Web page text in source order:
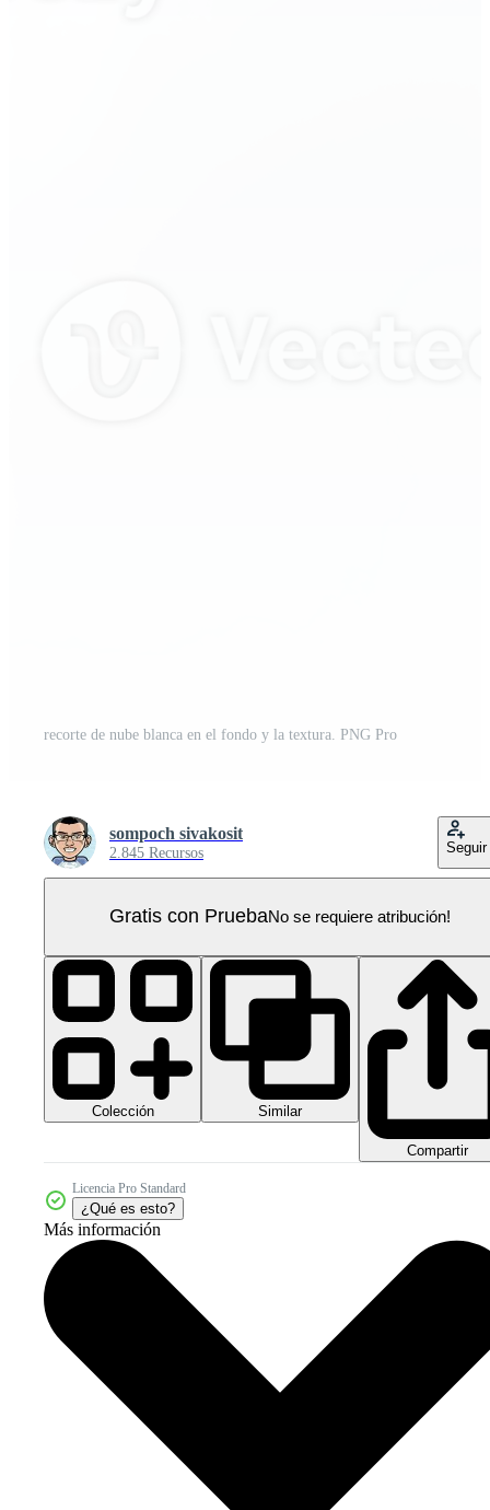
recorte de nube blanca en el fondo y la textura. PNG Pro
sompoch sivakosit
2.845 Recursos Seguir
Gratis con PruebaNo se requiere atribución!
Colección Similar
Compartir
Licencia Pro Standard
¿Qué es esto?
Más información